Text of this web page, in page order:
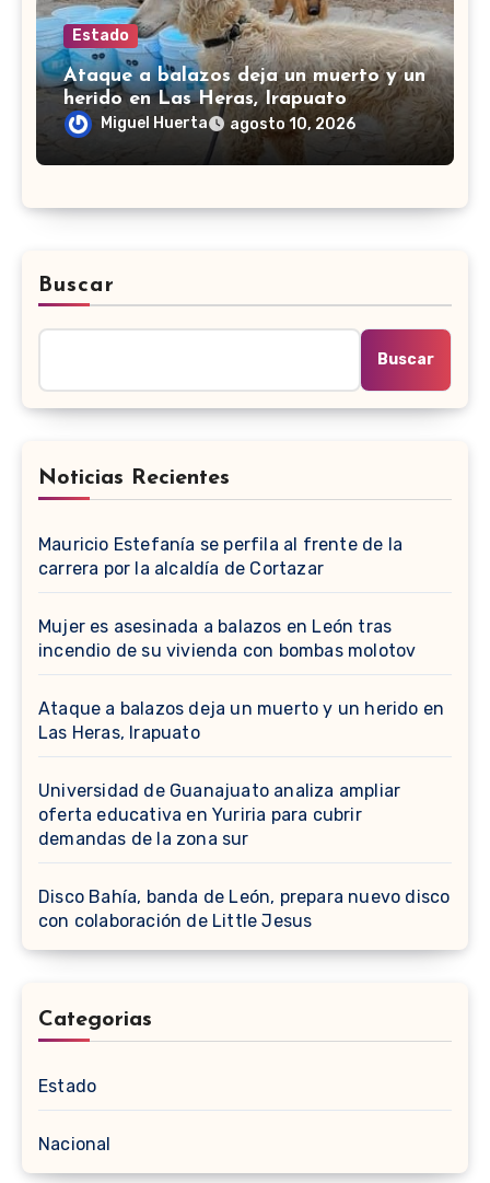
Estado
Ataque a balazos deja un muerto y un
herido en Las Heras, Irapuato
Miguel Huerta agosto 10, 2026
Buscar
Buscar
Noticias Recientes
Mauricio Estefanía se perfila al frente de la
carrera por la alcaldía de Cortazar
Mujer es asesinada a balazos en León tras
incendio de su vivienda con bombas molotov
Ataque a balazos deja un muerto y un herido en
Las Heras, Irapuato
Universidad de Guanajuato analiza ampliar
oferta educativa en Yuriria para cubrir
demandas de la zona sur
Disco Bahía, banda de León, prepara nuevo disco
con colaboración de Little Jesus
Categorias
Estado
Nacional